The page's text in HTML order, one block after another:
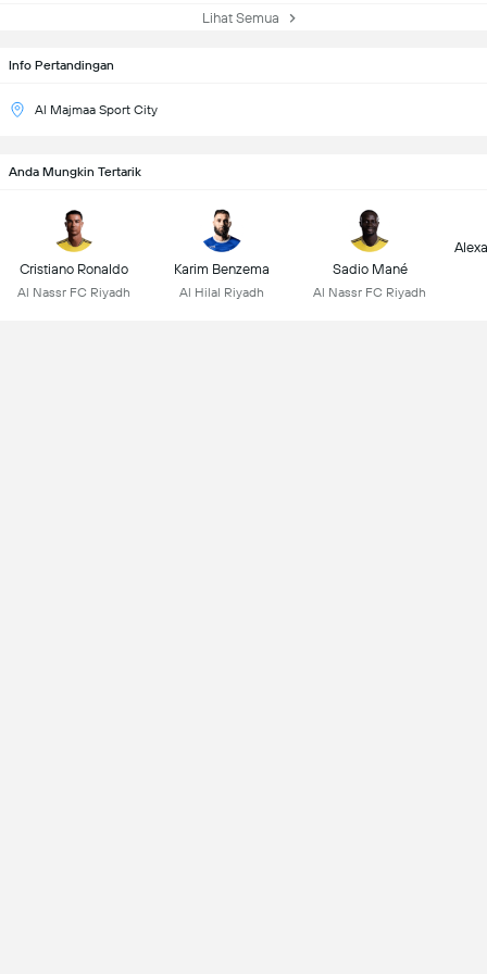
Info Pertandingan
Al Majmaa Sport City
Lihat Semua
Anda Mungkin Tertarik
Cristiano Ronaldo
Al Nassr FC Riyadh
Karim Benzema
Al Hilal Riyadh
Sadio Mané
Al Nassr FC Riyadh